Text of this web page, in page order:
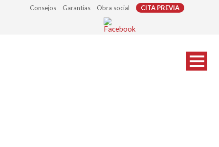
Consejos Garantías Obra social CITA PREVIA